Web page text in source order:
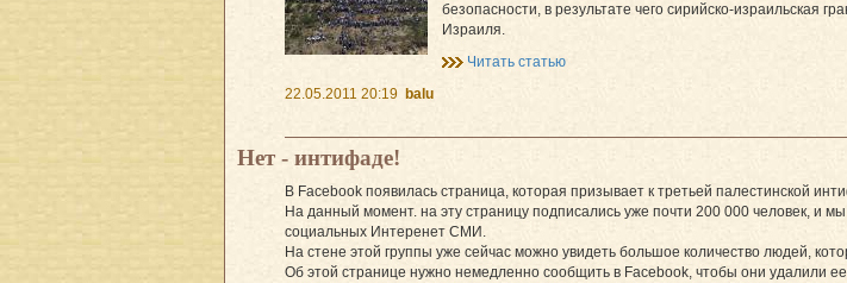
безопасности, в результате чего сирийско-израильская
Израиля.
Читать статью
22.05.2011 20:19 balu
Нет - интифаде!
В Facebook появилась страница, которая призывает к третьей палестинской
На данный момент. на эту страницу подписались уже почти 200 000 человек, и
социальных Интеренет СМИ.
На стене этой группы уже сейчас можно увидеть большое количество людей,
Об этой странице нужно немедленно сообщить в Facebook, чтобы они удалили